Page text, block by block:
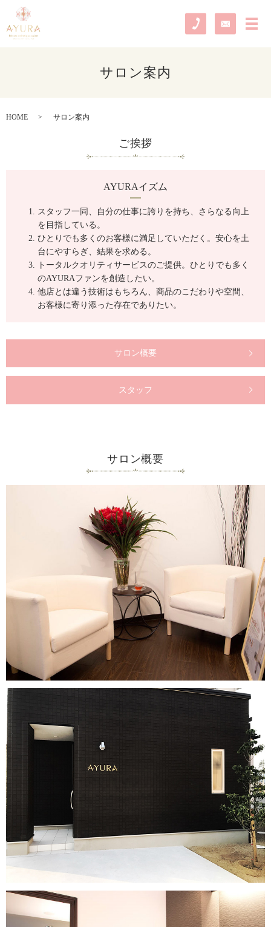
メ
サロン案内
HOME サロン案内
ご挨拶
AYURAイズム
スタッフ一同、自分の仕事に誇りを持ち、さらなる向上
を目指している。
ひとりでも多くのお客様に満足していただく。安心を土
台にやすらぎ、結果を求める。
トータルクオリティサービスのご提供。ひとりでも多く
のAYURAファンを創造したい。
他店とは違う技術はもちろん、商品のこだわりや空間、
お客様に寄り添った存在でありたい。
サロン概要
スタッフ
サロン概要